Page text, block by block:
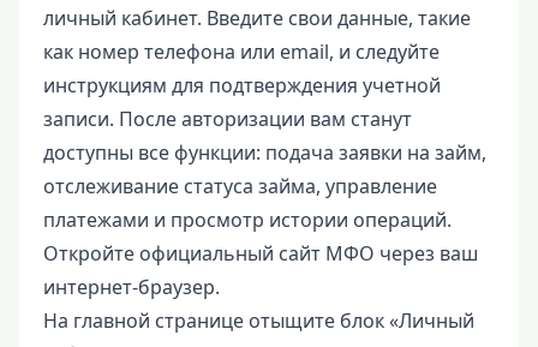
личный кабинет. Введите свои данные, такие
как номер телефона или email, и следуйте
инструкциям для подтверждения учетной
записи. После авторизации вам станут
доступны все функции: подача заявки на займ,
отслеживание статуса займа, управление
платежами и просмотр истории операций.
Откройте официальный сайт МФО через ваш
интернет-браузер.
На главной странице отыщите блок «Личный